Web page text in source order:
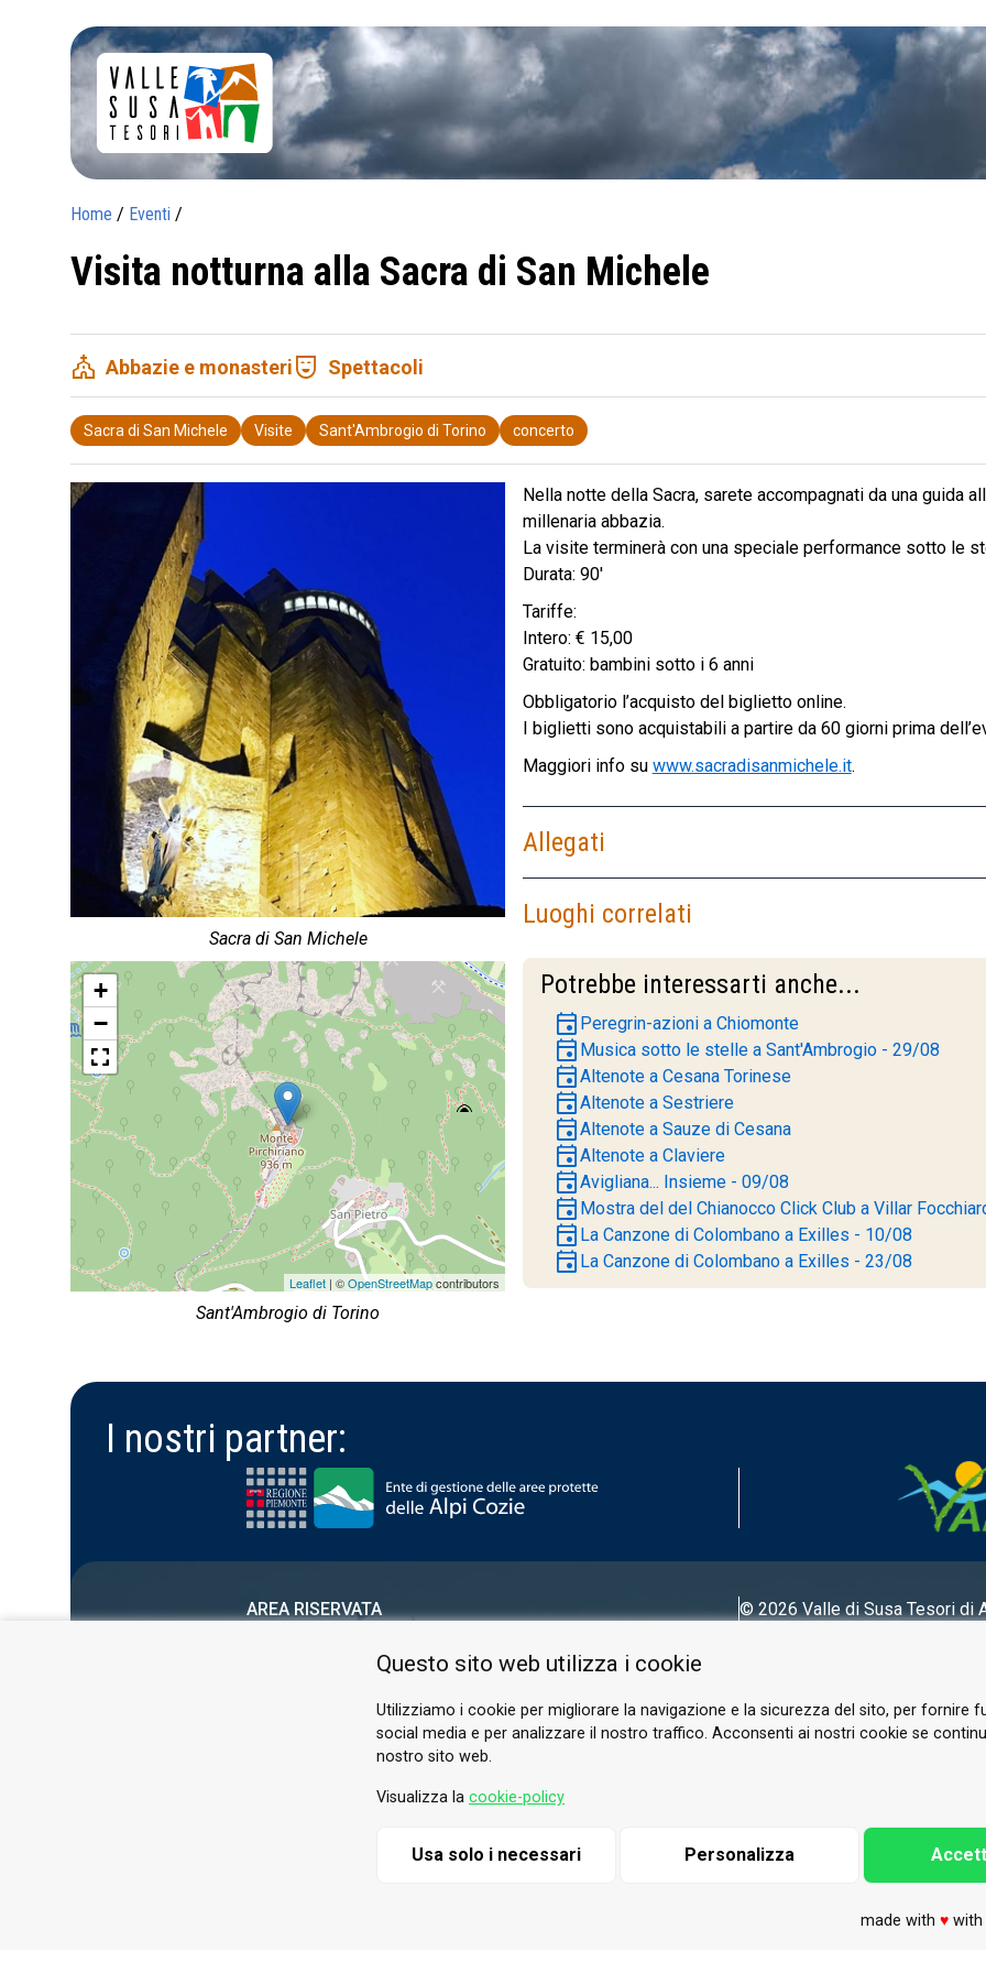
Home / Eventi /
Visita notturna alla Sacra di San Michele
church Abbazie e monastericomedy_mask Spettacoli
Sacra di San Michele Visite Sant'Ambrogio di Torino concerto
Sacra di San Michele
+
−
Leaflet| ©OpenStreetMapcontributors
Sant'Ambrogio di Torino
Nella notte della Sacra, sarete accompagnati da una guida
millenaria abbazia.
La visite terminerà con una speciale performance sotto le
Durata: 90′
Tariffe:
Intero: € 15,00
Gratuito: bambini sotto i 6 anni
Obbligatorio l’acquisto del biglietto online.
I biglietti sono acquistabili a partire da 60 giorni prima
Maggiori info su www.sacradisanmichele.it.
Allegati
Luoghi correlati
Potrebbe interessarti anche...
event Peregrin-azioni a Chiomonte
event Musica sotto le stelle a Sant'Ambrogio - 29/08
eventAltenote a Cesana Torinese
eventAltenote a Sestriere
eventAltenote a Sauze di Cesana
eventAltenote a Claviere
eventAvigliana... Insieme - 09/08
event Mostra del del Chianocco Click Club a Villar
event La Canzone di Colombano a Exilles - 10/08
event La Canzone di Colombano a Exilles - 23/08
I nostri partner:
AREA RISERVATA
© 2026 Valle di SusaTesori di
Questo sito web utilizza i cookie
Utilizziamo i cookie per migliorare la navigazione e la sicurezza del sito, per fornire
social media e per analizzare il nostro traffico. Acconsenti ai nostri cookie se
nostro sito web.
Visualizza la cookie-policy
Usa solo i necessari Personalizza
made with ♥with